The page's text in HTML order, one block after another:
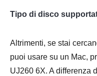
Tipo di disco
Altrimenti, se stai
puoi usare su un Mac,
UJ260 6X. A differenza